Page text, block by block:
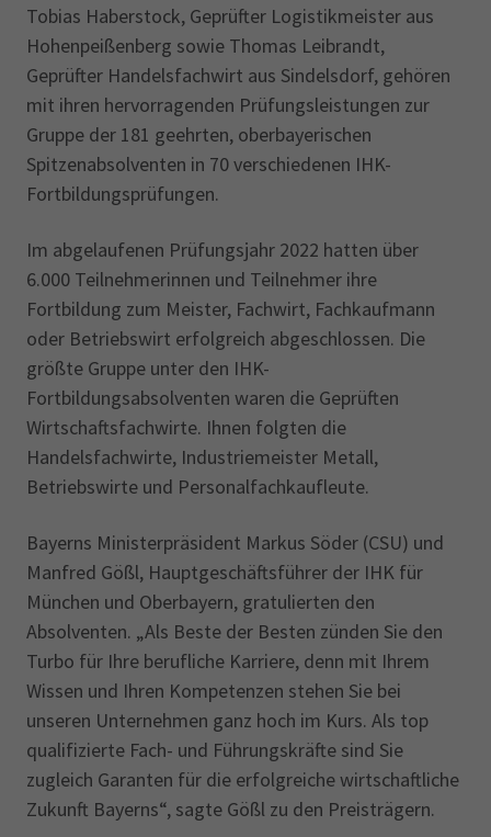
Tobias Haberstock, Geprüfter Logistikmeister aus
Hohenpeißenberg sowie Thomas Leibrandt,
Geprüfter Handelsfachwirt aus Sindelsdorf, gehören
mit ihren hervorragenden Prüfungsleistungen zur
Gruppe der 181 geehrten, oberbayerischen
Spitzenabsolventen in 70 verschiedenen IHK-
Fortbildungsprüfungen.
Im abgelaufenen Prüfungsjahr 2022 hatten über
6.000 Teilnehmerinnen und Teilnehmer ihre
Fortbildung zum Meister, Fachwirt, Fachkaufmann
oder Betriebswirt erfolgreich abgeschlossen. Die
größte Gruppe unter den IHK-
Fortbildungsabsolventen waren die Geprüften
Wirtschafts­fachwirte. Ihnen folgten die
Handelsfachwirte, Industriemeister Metall,
Betriebswirte und Personalfachkaufleute.
Bayerns Ministerpräsident Markus Söder (CSU) und
Manfred Gößl, Hauptgeschäfts­führer der IHK für
München und Oberbayern, gratulierten den
Absolventen. „Als Beste der Besten zünden Sie den
Turbo für Ihre berufliche Karriere, denn mit Ihrem
Wissen und Ihren Kompetenzen stehen Sie bei
unseren Unternehmen ganz hoch im Kurs. Als top
qualifizierte Fach- und Führungskräfte sind Sie
zugleich Garanten für die erfolgreiche wirtschaftliche
Zukunft Bayerns“, sagte Gößl zu den Preisträgern.